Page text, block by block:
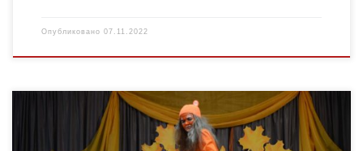
Опубликовано 07.11.2022